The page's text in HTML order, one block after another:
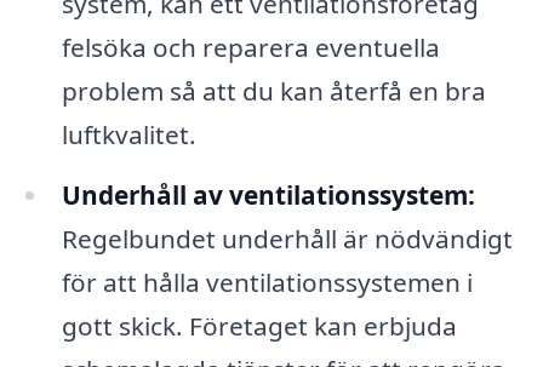
felsöka och reparera eventuella
problem så att du kan återfå en bra
luftkvalitet.
Underhåll av ventilationssystem:
Regelbundet underhåll är nödvändigt
för att hålla ventilationssystemen i
gott skick. Företaget kan erbjuda